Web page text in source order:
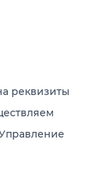
реквизиты